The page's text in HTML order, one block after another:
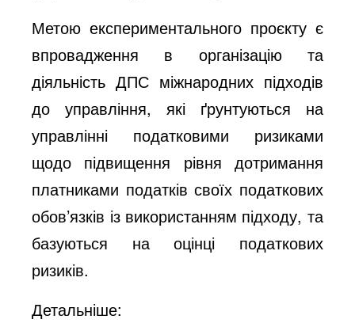
Метою експериментального проєкту є
впровадження в організацію та
діяльність ДПС міжнародних підходів
до управління, які ґрунтуються на
управлінні податковими ризиками
щодо підвищення рівня дотримання
платниками податків своїх податкових
обов’язків із використанням підходу, та
базуються на оцінці податкових
ризиків.
Детальніше: